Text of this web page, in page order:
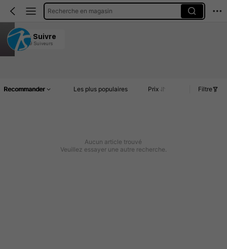
Recherche en magasin
kaisiton
4.77
Suivre
19 Suiveurs
Recommander Les plus populaires Prix Filtre
Aucun article trouvé
Veuillez essayer une autre recherche.